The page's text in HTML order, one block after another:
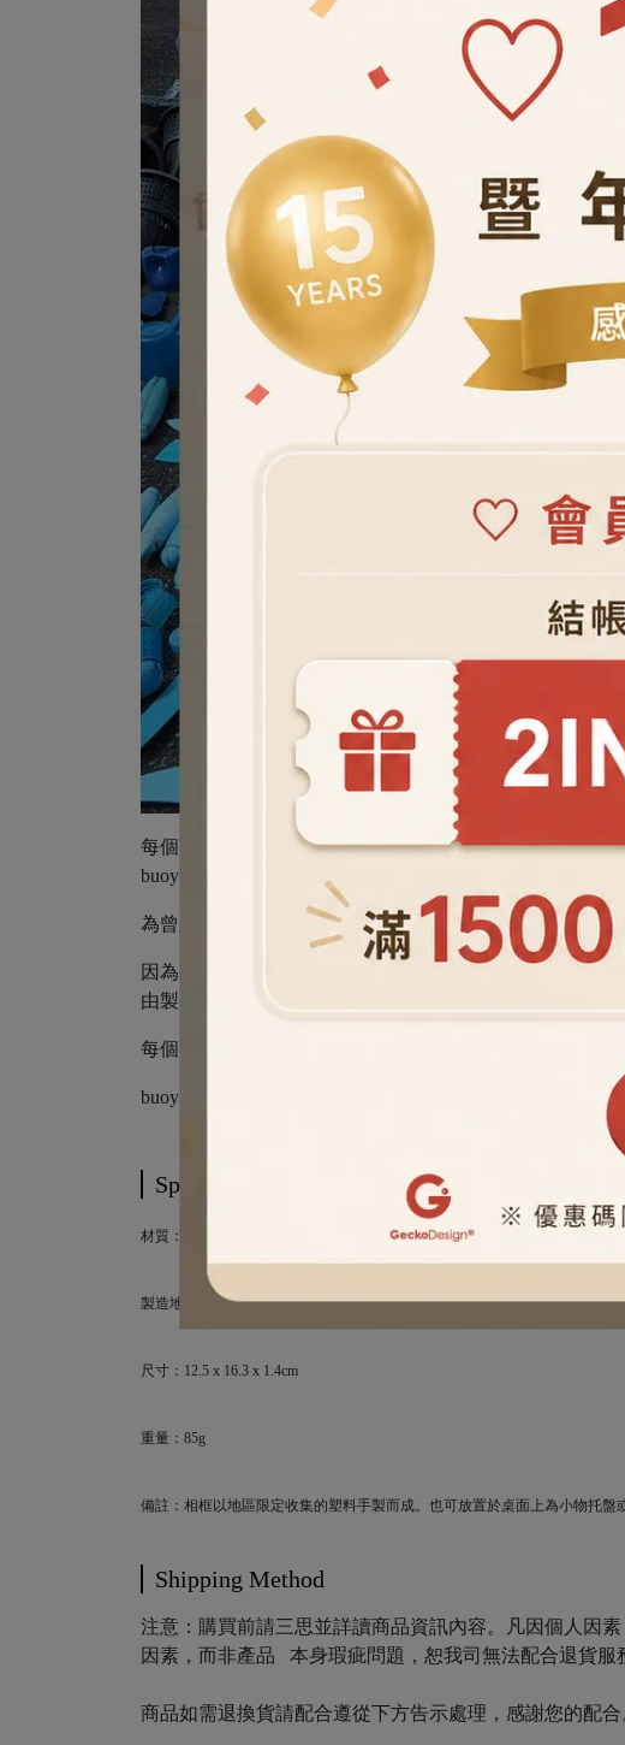
每個buoy商品都是由100%於日本海岸收集的海洋塑膠(海
buoy不僅環保，還以品牌特有的製作工法創造出獨特、
為曾經被丟棄的海洋塑膠廢棄物注入了新的美麗 生命。
因為每個buoy都是用回收塑膠製成，而回收地區所收集的
由製作師傅調配出的顏色花樣也都不同。
每個都是獨一無二。 使用buoy提醒我們清淨自己的海洋
buoy相框以地區限定收集的海廢塑料手製而成。
Specification
材質：日本海岸回收的海洋塑膠
製造地：日本橫濱
尺寸：12.5 x 16.3 x 1.4cm
重量：85g
備註：相框以地區限定收集的塑料手製而成。也可放置於桌面上為小物托
Shipping Method
注意：購買前請三思並詳讀商品資訊內容。凡因個人因
因素，而非產品 本身瑕疵問題，恕我司無法配合退貨服
商品如需退換貨請配合遵從下方告示處理，感謝您的配合